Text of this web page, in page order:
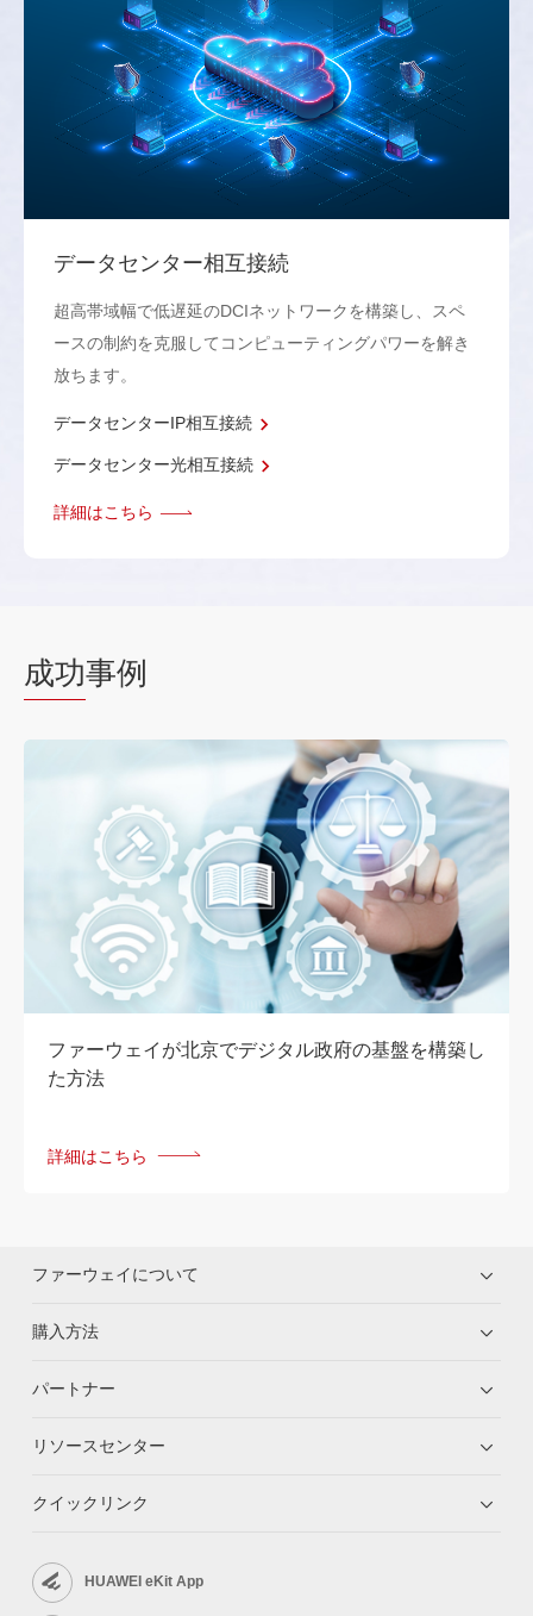
データセンター相互接続
超高帯域幅で低遅延のDCIネットワークを構築し、スペ
ースの制約を克服してコンピューティングパワーを解き
放ちます。
データセンターIP相互接続
データセンター光相互接続
詳細はこちら
成功事例
ファーウェイが北京でデジタル政府の基盤を構築し
た方法
詳細はこちら
ファーウェイについて
購入方法
パートナー
リソースセンター
クイックリンク
HUAWEI eKit App